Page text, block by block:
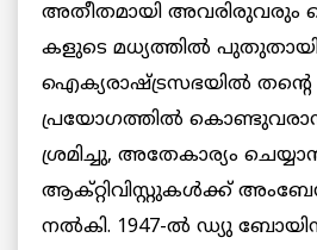
അതീതമായി അവരിരുവരും
കളുടെ മധ്യത്തില്‍
ഐക്യരാഷ്ട്രസഭയില്‍ തന്റെ
പ്രയോഗത്തില്‍
ശ്രമിച്ചു, അതേകാര്യം
ആക്റ്റിവിസ്റ്റുകള്‍ക്ക്
നല്‍കി. 1947-ല്‍ ഡ്യു